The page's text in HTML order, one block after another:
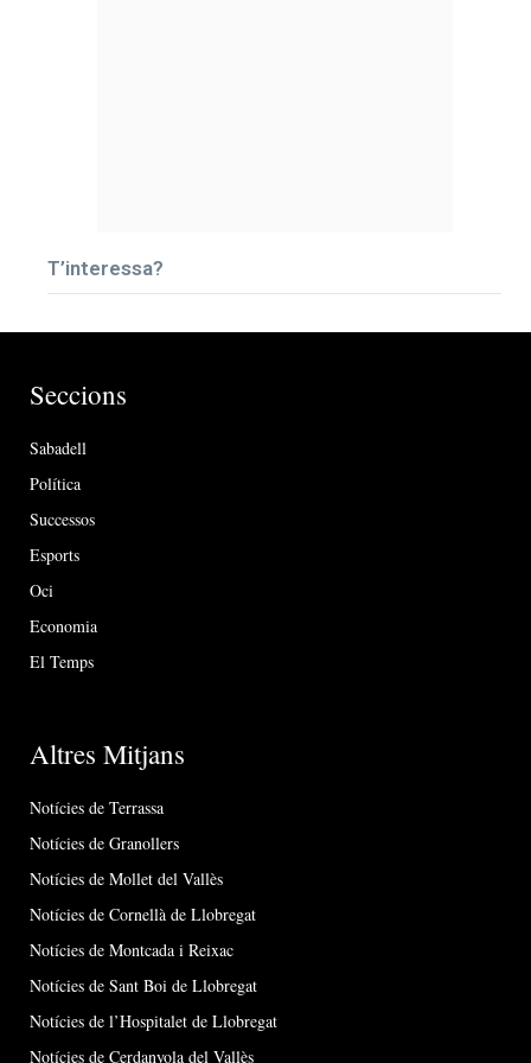
T’interessa?
Seccions
Sabadell
Política
Successos
Esports
Oci
Economia
El Temps
Altres Mitjans
Notícies de Terrassa
Notícies de Granollers
Notícies de Mollet del Vallès
Notícies de Cornellà de Llobregat
Notícies de Montcada i Reixac
Notícies de Sant Boi de Llobregat
Notícies de l’Hospitalet de Llobregat
Notícies de Cerdanyola del Vallès